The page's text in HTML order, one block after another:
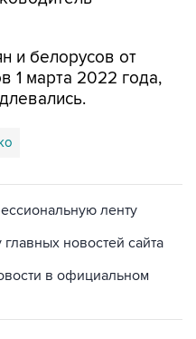
и белорусов от
1 марта 2022 года,
ленту
новостей сайта
в официальном